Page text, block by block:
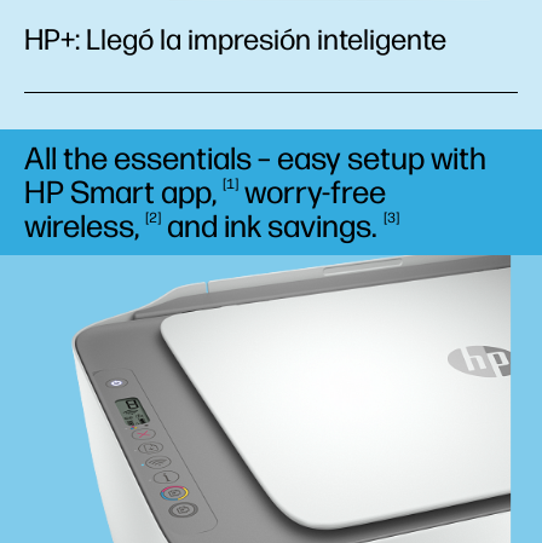
HP+: Llegó la impresión inteligente
All the essentials – easy setup with
HP Smart app, 1 worry-free
wireless, 2 and inksavings. 3